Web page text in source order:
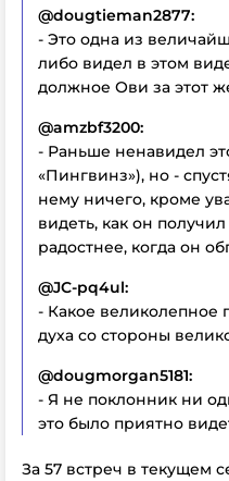
@dougtieman2877:
- Это одна из
либо видел в этом
должное Ови за этот
@amzbf3200:
- Раньше ненавидел
«Пингвинз»), но -
нему ничего, кроме
видеть, как он
радостнее, когда он
@JC-pq4ul:
- Какое великолепное
духа со стороны
@dougmorgan5181:
- Я не поклонник ни
это было приятно
За 57 встреч в текущем